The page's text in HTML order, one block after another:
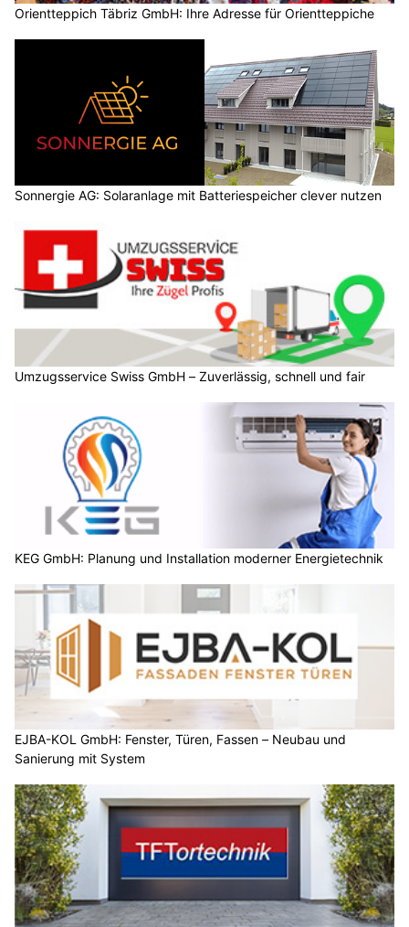
Orientteppich Täbriz GmbH: Ihre Adresse für Orientteppiche
Sonnergie AG: Solaranlage mit Batteriespeicher clever nutzen
Umzugsservice Swiss GmbH – Zuverlässig, schnell und fair
KEG GmbH: Planung und Installation moderner Energietechnik
EJBA-KOL GmbH: Fenster, Türen, Fassen – Neubau und
Sanierung mit System